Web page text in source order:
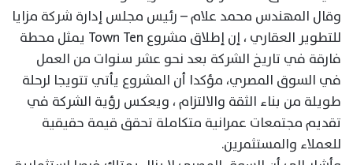
وقال المهندس محمد علام – رئيس مجلس إدارة شركة مزايا
للتطوير العقاري ، إن إطلاق مشروع Town Ten يمثل محطة
فارقة في تاريخ الشركة بعد نحو عشر سنوات من العمل
في السوق المصري، مؤكدا أن المشروع يأتي تتويجا لرحلة
طويلة من بناء الثقة والالتزام ، ويعكس رؤية الشركة في
تقديم مجتمعات عمرانية متكاملة تحقق قيمة حقيقية
للعملاء والمستثمرين.